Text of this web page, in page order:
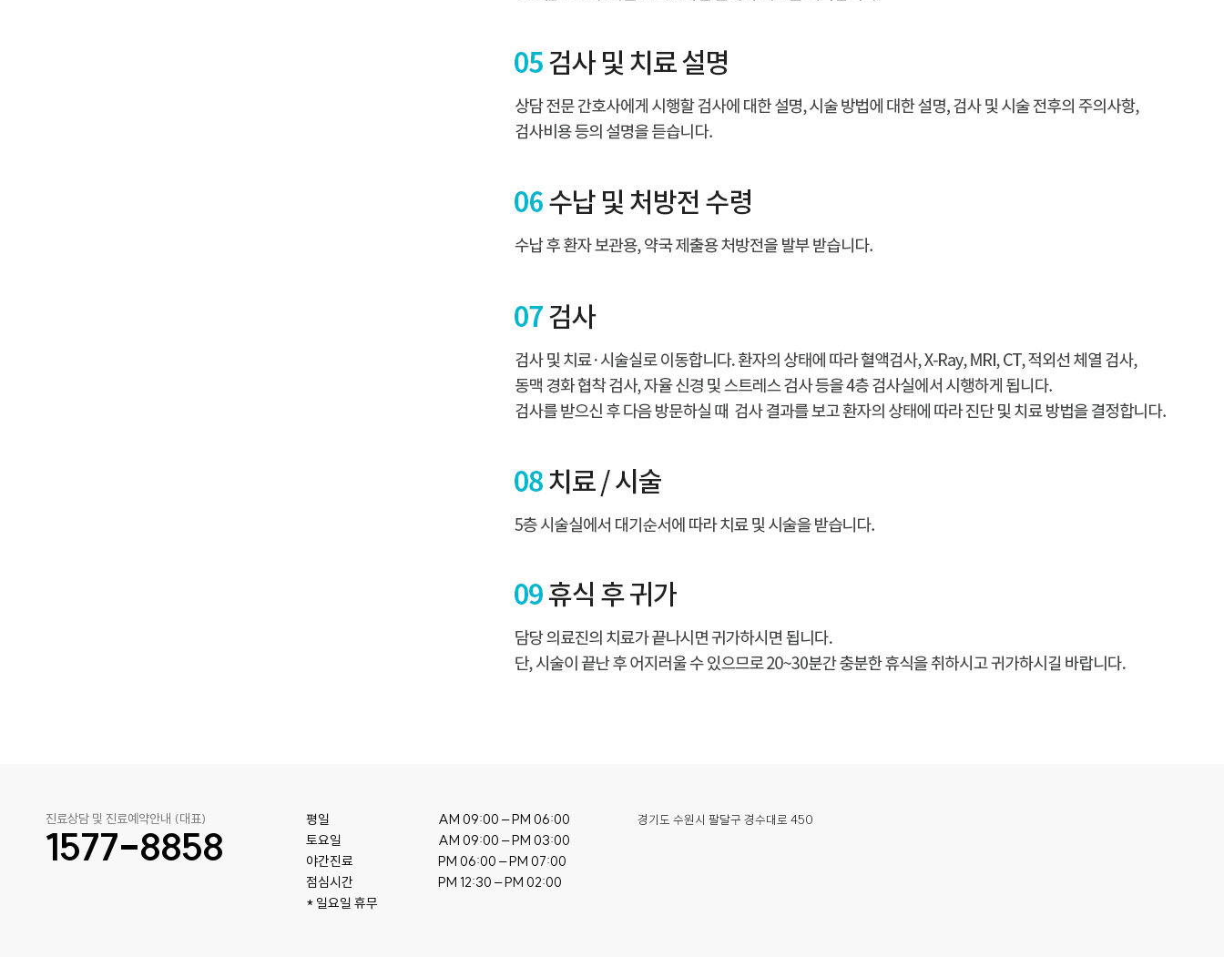
진료상담 및 진료예약안내 (대표)
1577-8858
평일
토요일
야간진료
점심시간
* 일요일 휴무
AM 09:00 – PM 06:00
AM 09:00 – PM 03:00
PM 06:00 – PM 07:00
PM 12:30 – PM 02:00
경기도 수원시 팔달구 경수대로 450